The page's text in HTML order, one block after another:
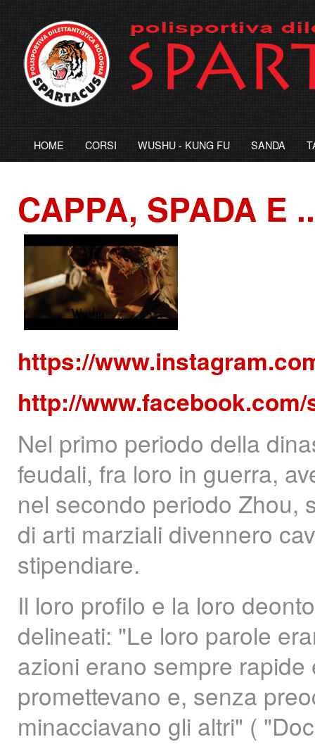
HOME CORSI WUSHU - KUNG FU SANDA
CAPPA, SPADA E
https://
http://
Nel primo periodo della
feudali, fra loro in guerra,
nel secondo periodo Zhou,
di arti marziali divennero
stipendiare.
Il loro profilo e la loro
delineati: "Le loro parole
azioni erano sempre
promettevano e, senza
minacciavano gli altri" (